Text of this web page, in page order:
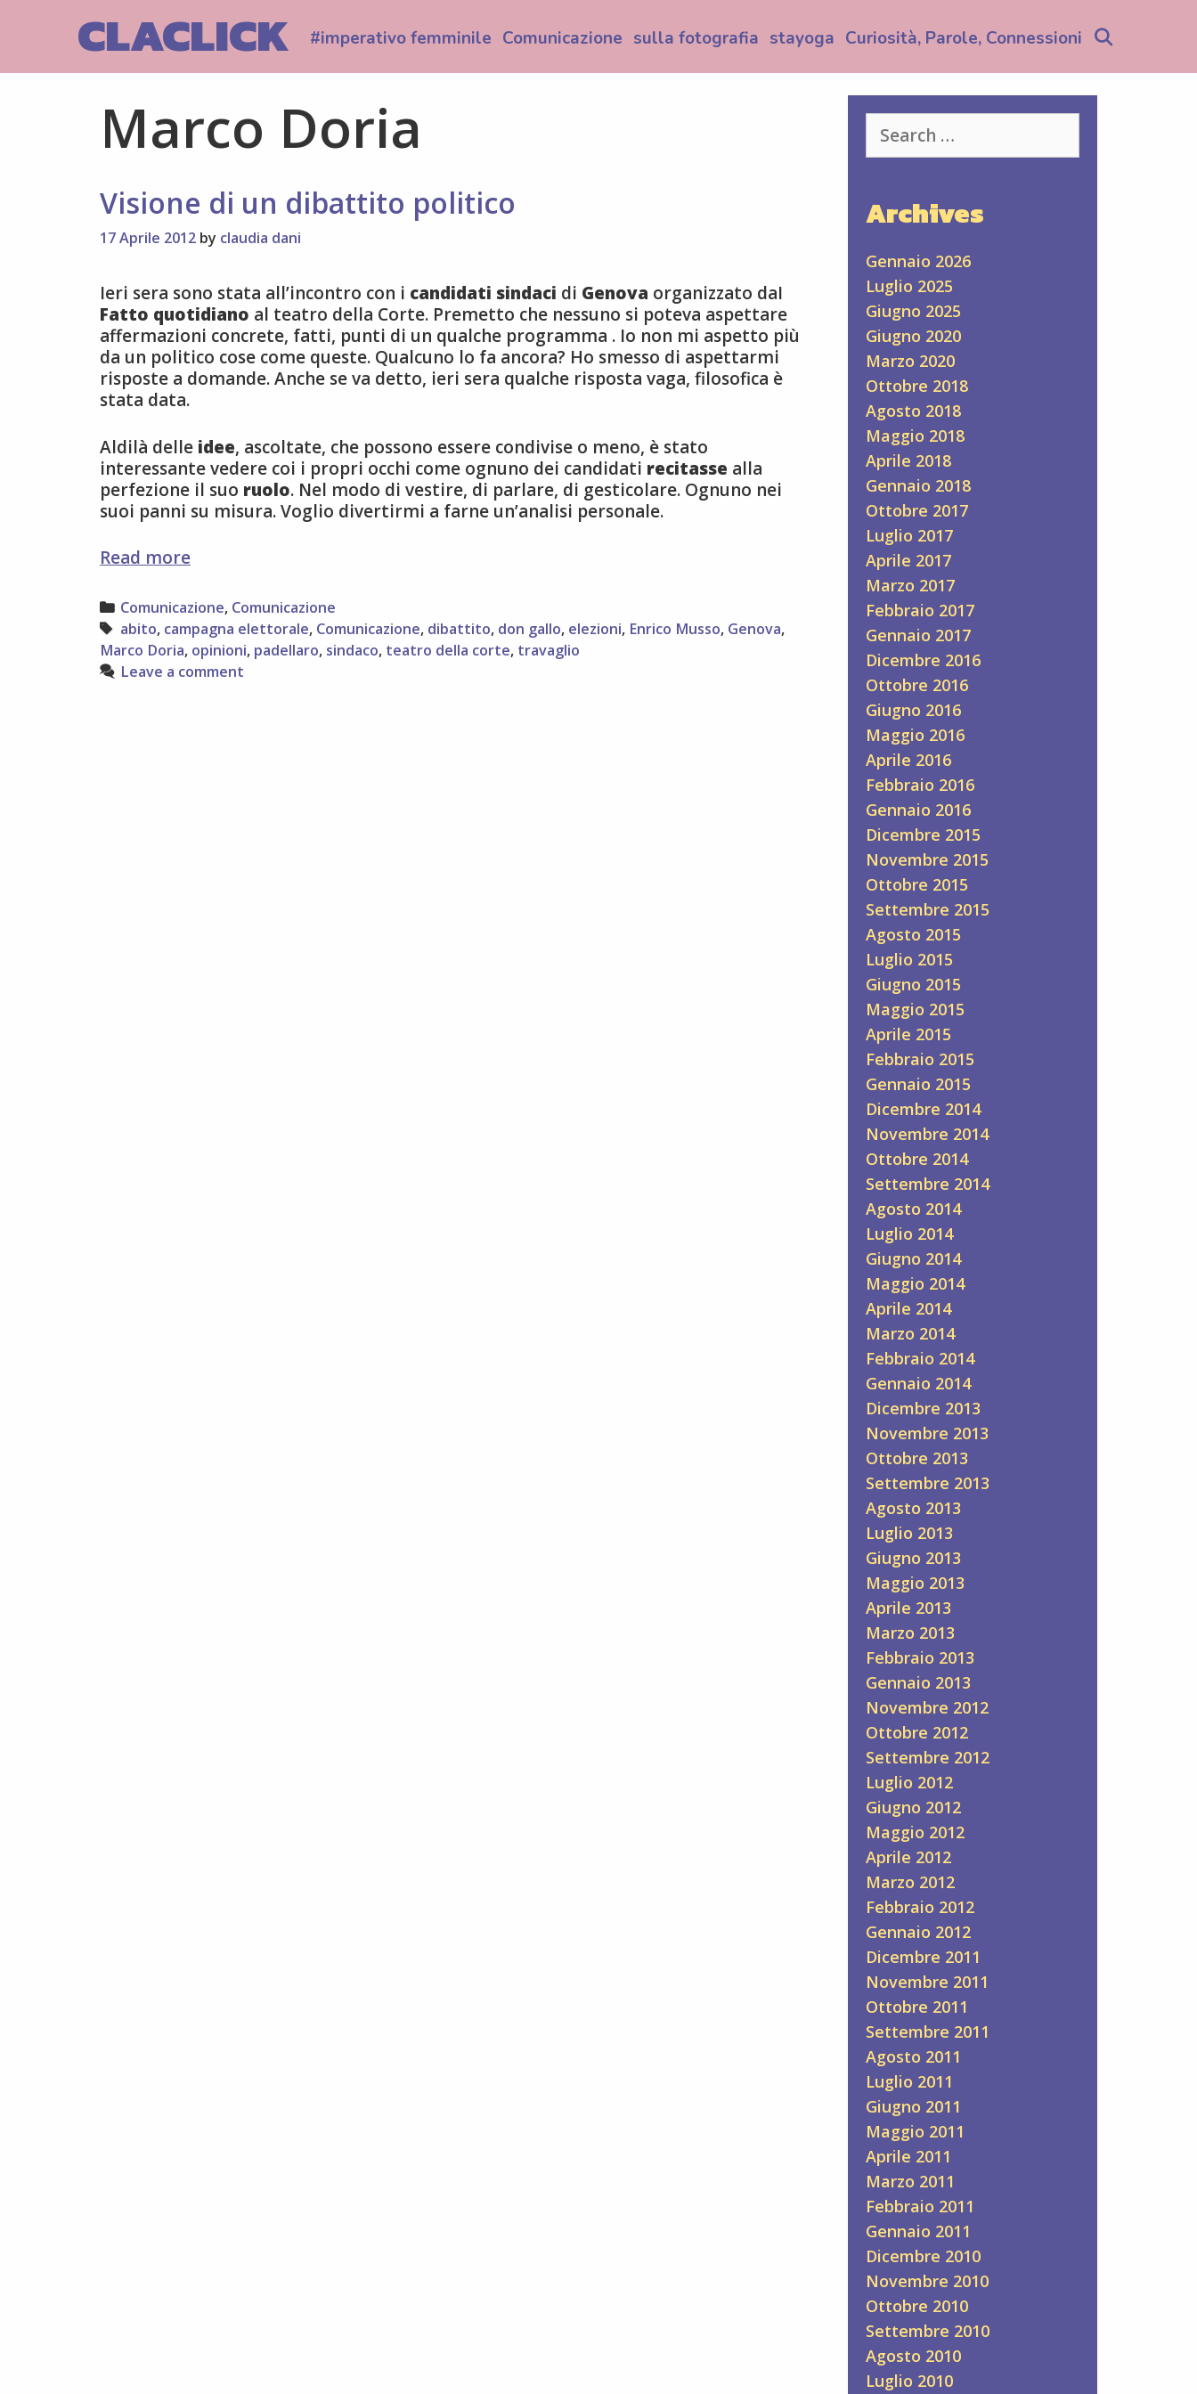
CLACLICK #imperativo femminile Comunicazione sulla fotografia stayoga Curiosità, Parole, Connessioni
Marco Doria
Visione di un dibattito politico
17 Aprile 2012 by claudia dani
Ieri sera sono stata all’incontro con i candidati sindaci di Genova organizzato daI
Fatto quotidiano al teatro della Corte. Premetto che nessuno si poteva aspettare
affermazioni concrete, fatti, punti di un qualche programma . Io non mi aspetto più
da un politico cose come queste. Qualcuno lo fa ancora? Ho smesso di aspettarmi
risposte a domande. Anche se va detto, ieri sera qualche risposta vaga, filosofica è
stata data.
Aldilà delle idee, ascoltate, che possono essere condivise o meno, è stato
interessante vedere coi i propri occhi come ognuno dei candidati recitasse alla
perfezione il suo ruolo. Nel modo di vestire, di parlare, di gesticolare. Ognuno nei
suoi panni su misura. Voglio divertirmi a farne un’analisi personale.
Read moreVisione
un
dibattito
politico
Categories
Comunicazione, Comunicazione
Tags
abito, campagna elettorale, Comunicazione, dibattito, don gallo, elezioni, Enrico Musso, Genova,
Marco Doria, opinioni, padellaro, sindaco, teatro della corte, travaglio
Leave a comment
for:
Archives
Gennaio 2026
Luglio 2025
Giugno 2025
Giugno 2020
Marzo 2020
Ottobre 2018
Agosto 2018
Maggio 2018
Aprile 2018
Gennaio 2018
Ottobre 2017
Luglio 2017
Aprile 2017
Marzo 2017
Febbraio 2017
Gennaio 2017
Dicembre 2016
Ottobre 2016
Giugno 2016
Maggio 2016
Aprile 2016
Febbraio 2016
Gennaio 2016
Dicembre 2015
Novembre 2015
Ottobre 2015
Settembre 2015
Agosto 2015
Luglio 2015
Giugno 2015
Maggio 2015
Aprile 2015
Febbraio 2015
Gennaio 2015
Dicembre 2014
Novembre 2014
Ottobre 2014
Settembre 2014
Agosto 2014
Luglio 2014
Giugno 2014
Maggio 2014
Aprile 2014
Marzo 2014
Febbraio 2014
Gennaio 2014
Dicembre 2013
Novembre 2013
Ottobre 2013
Settembre 2013
Agosto 2013
Luglio 2013
Giugno 2013
Maggio 2013
Aprile 2013
Marzo 2013
Febbraio 2013
Gennaio 2013
Novembre 2012
Ottobre 2012
Settembre 2012
Luglio 2012
Giugno 2012
Maggio 2012
Aprile 2012
Marzo 2012
Febbraio 2012
Gennaio 2012
Dicembre 2011
Novembre 2011
Ottobre 2011
Settembre 2011
Agosto 2011
Luglio 2011
Giugno 2011
Maggio 2011
Aprile 2011
Marzo 2011
Febbraio 2011
Gennaio 2011
Dicembre 2010
Novembre 2010
Ottobre 2010
Settembre 2010
Agosto 2010
Luglio 2010